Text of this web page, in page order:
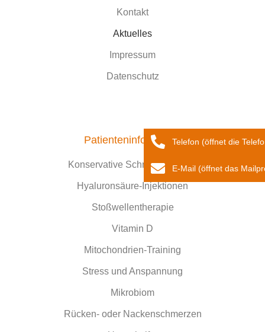
Telefon (öffnet die
E-Mail (öffnet das
Kontakt
Aktuelles
Impressum
Datenschutz
Patienteninformation
Konservative Schmerztherapie
Hyaluronsäure-Injektionen
Stoßwellentherapie
Vitamin D
Mitochondrien-Training
Stress und Anspannung
Mikrobiom
Rücken- oder Nackenschmerzen